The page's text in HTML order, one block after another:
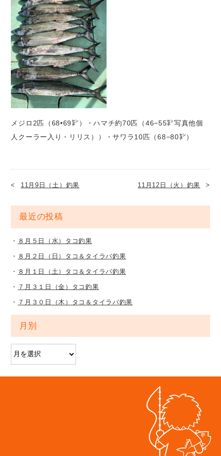
メジロ2匹（68•69㌢）・ハマチ約70匹（46−55㌢写真他個
人クーラー入り・リリス））・サワラ10匹（68−80㌢）
11月9日（土）釣果 11月12日（火）釣果
最近の投稿
８月５日（水）タコ釣果
８月２日（日）タコ＆タイラバ釣果
８月１日（土）タコ＆タイラバ釣果
７月３１日（金）タコ釣果
７月３０日（木）タコ＆タイラバ釣果
月別